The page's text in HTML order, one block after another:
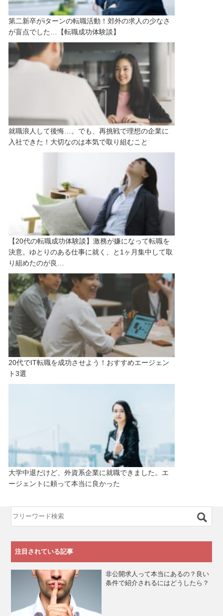
第二新卒がiターンの転職活動！郊外の求人の少なさ
が盲点でした…【転職成功体験談】
就職浪人して後悔…。でも、再挑戦で理想の企業に
入社できた！大切なのは本気で取り組むこと
【20代の転職成功体験談】激務が嫌になって転職を
決意。ゆとりのある仕事に就く、と1ヶ月集中して取
り組めたのが良…
20代でIT転職を成功させよう！おすすめエージェン
ト3選
大学中退だけど、外資系企業に就職できました。エ
ージェントに頼って本当に良かった
注目されている記事
非公開求人って本当にあるの？良い
条件で紹介されるにはどうしたら？